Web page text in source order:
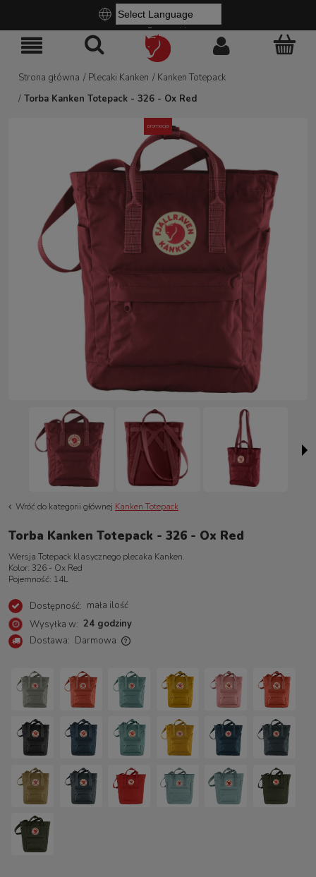
Powered by
Strona główna / Plecaki Kanken / Kanken Totepack
/ Torba Kanken Totepack - 326 - Ox Red
promocja
Wróć do kategorii głównej Kanken Totepack
Torba Kanken Totepack - 326 - Ox Red
Wersja Totepack klasycznego plecaka Kanken.
Kolor: 326 - Ox Red
Pojemność: 14L
Dostępność: mała ilość
Wysyłka w: 24 godziny
Dostawa: Darmowa